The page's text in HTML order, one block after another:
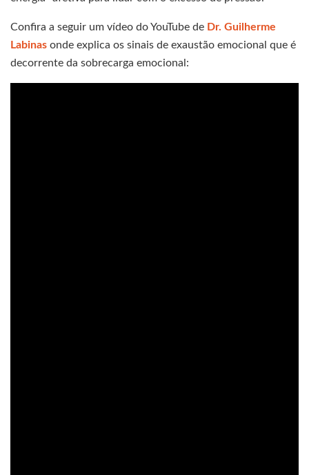
Confira a seguir um vídeo do YouTube de Dr. Guilherme
Labinas onde explica os sinais de exaustão emocional que é
decorrente da sobrecarga emocional: